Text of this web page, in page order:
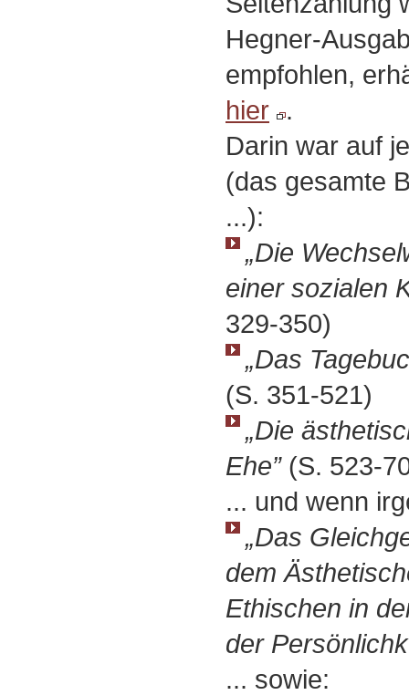
Hegner-
empfohlen,
hier
.
Darin war auf
(das gesamte
...):
„Die
einer sozialen
329-350)
„Das
(S. 351-521)
„Die
Ehe”(S. 523-
... und wenn
„Das
dem
Ethischen in
der
... sowie: